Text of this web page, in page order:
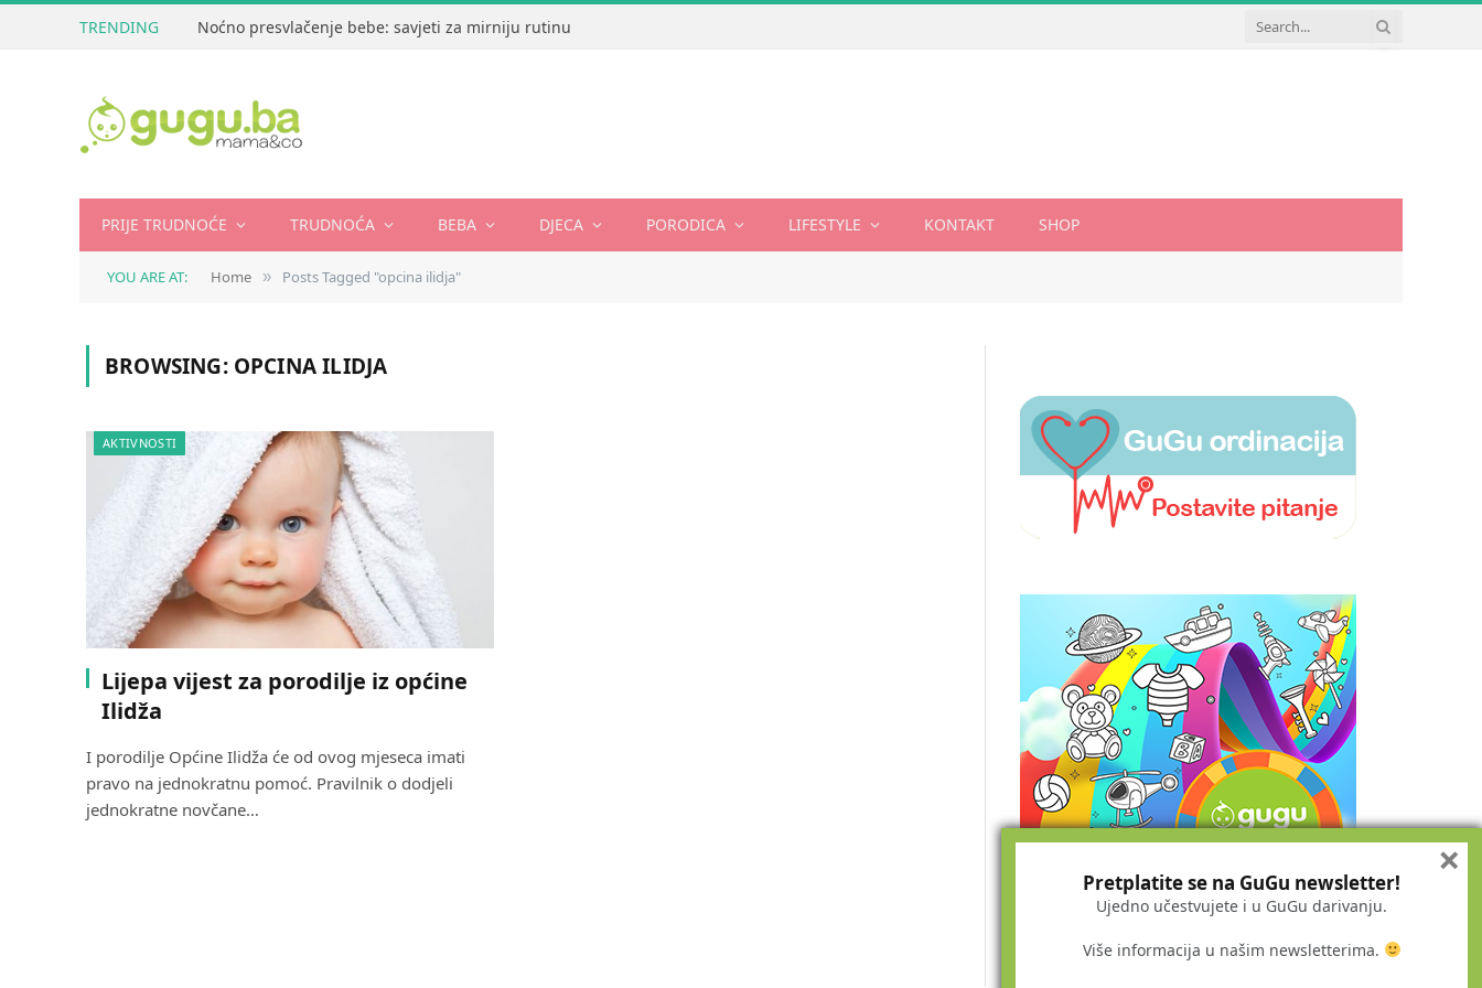
TRENDING Noćno presvlačenje bebe: savjeti za mirniju rutinu
PRIJE TRUDNOĆE TRUDNOĆA BEBA DJECA PORODICA LIFESTYLE KONTAKT SHOP
YOU ARE AT: Home » Posts Tagged "opcina ilidja"
BROWSING: OPCINA ILIDJA
AKTIVNOSTI
Lijepa vijest za porodilje iz općine
Ilidža
I porodilje Općine Ilidža će od ovog mjeseca imati
pravo na jednokratnu pomoć. Pravilnik o dodjeli
jednokratne novčane…
Pretplatite se na GuGu newsletter!
Ujedno učestvujete i u GuGu darivanju.
Više informacija u našim newsletterima.
×